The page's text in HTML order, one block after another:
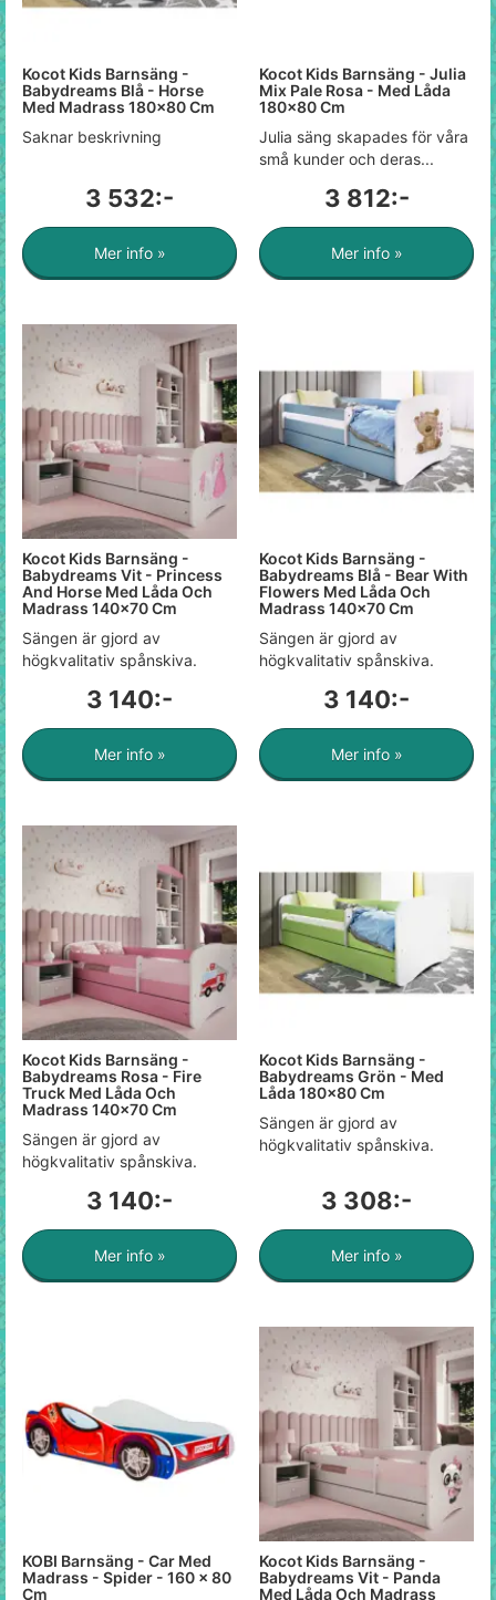
Kocot Kids Barnsäng -
Babydreams Blå - Horse
Med Madrass 180x80 Cm
Saknar beskrivning
3 532:-
Mer info »
Kocot Kids Barnsäng - Julia
Mix Pale Rosa - Med Låda
180x80 Cm
Julia säng skapades för våra
små kunder och deras...
3 812:-
Mer info »
Kocot Kids Barnsäng -
Babydreams Vit - Princess
And Horse Med Låda Och
Madrass 140x70 Cm
Sängen är gjord av
högkvalitativ spånskiva.
3 140:-
Mer info »
Kocot Kids Barnsäng -
Babydreams Blå - Bear With
Flowers Med Låda Och
Madrass 140x70 Cm
Sängen är gjord av
högkvalitativ spånskiva.
3 140:-
Mer info »
Kocot Kids Barnsäng -
Babydreams Rosa - Fire
Truck Med Låda Och
Madrass 140x70 Cm
Sängen är gjord av
högkvalitativ spånskiva.
3 140:-
Mer info »
Kocot Kids Barnsäng -
Babydreams Grön - Med
Låda 180x80 Cm
Sängen är gjord av
högkvalitativ spånskiva.
3 308:-
Mer info »
KOBI Barnsäng - Car Med
Madrass - Spider - 160 x 80
Cm
Kocot Kids Barnsäng -
Babydreams Vit - Panda
Med Låda Och Madrass